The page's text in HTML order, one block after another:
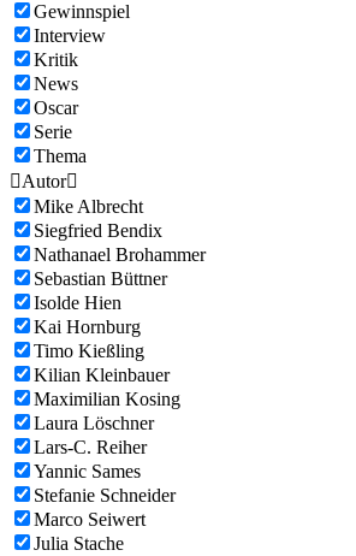
Gewinnspiel
Interview
Kritik
News
Oscar
Serie
Thema
Autor
Mike Albrecht
Siegfried Bendix
Nathanael Brohammer
Sebastian Büttner
Isolde Hien
Kai Hornburg
Timo Kießling
Kilian Kleinbauer
Maximilian Kosing
Laura Löschner
Lars-C. Reiher
Yannic Sames
Stefanie Schneider
Marco Seiwert
Julia Stache